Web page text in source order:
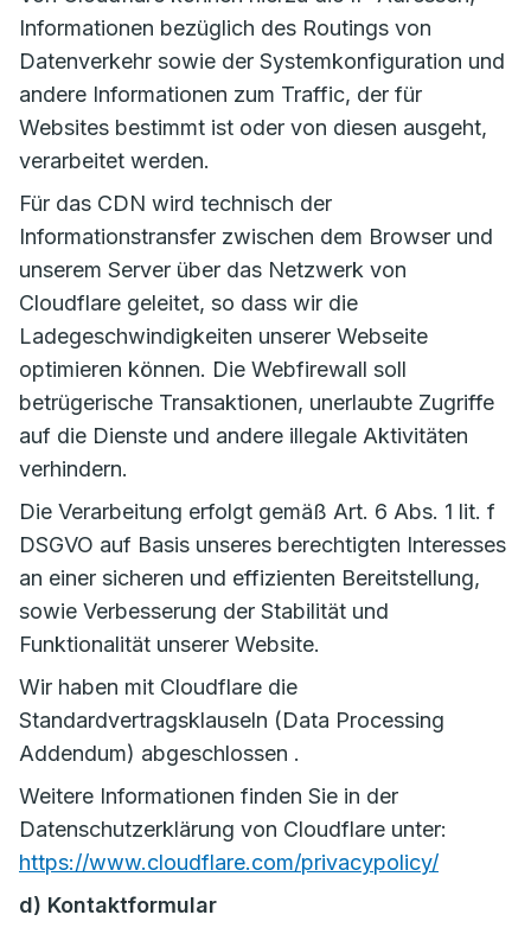
Informationen bezüglich des Routings von
Datenverkehr sowie der Systemkonfiguration und
andere Informationen zum Traffic, der für
Websites bestimmt ist oder von diesen ausgeht,
verarbeitet werden.
Für das CDN wird technisch der
Informationstransfer zwischen dem Browser und
unserem Server über das Netzwerk von
Cloudflare geleitet, so dass wir die
Ladegeschwindigkeiten unserer Webseite
optimieren können. Die Webfirewall soll
betrügerische Transaktionen, unerlaubte Zugriffe
auf die Dienste und andere illegale Aktivitäten
verhindern.
Die Verarbeitung erfolgt gemäß Art. 6 Abs. 1 lit. f
DSGVO auf Basis unseres berechtigten Interesses
an einer sicheren und effizienten Bereitstellung,
sowie Verbesserung der Stabilität und
Funktionalität unserer Website.
Wir haben mit Cloudflare die
Standardvertragsklauseln (Data Processing
Addendum) abgeschlossen .
Weitere Informationen finden Sie in der
Datenschutzerklärung von Cloudflare unter:
https://www.cloudflare.com/privacypolicy/
d) Kontaktformular